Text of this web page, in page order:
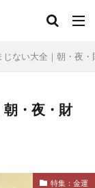
ない大全｜朝・夜
・夜・財
特集：金運